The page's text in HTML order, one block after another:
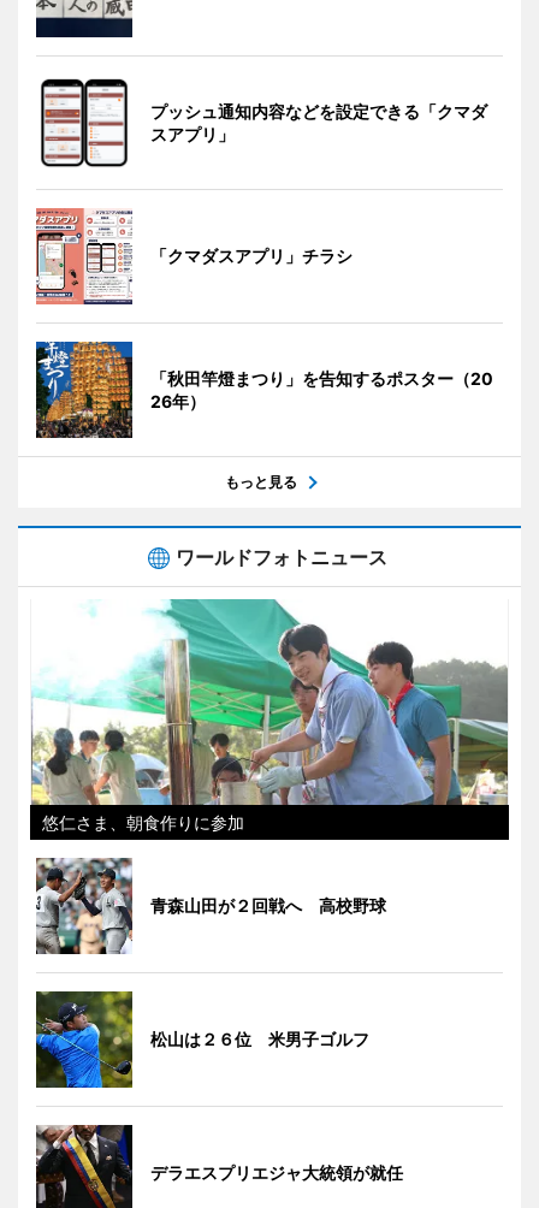
プッシュ通知内容などを設定できる「クマダ
スアプリ」
「クマダスアプリ」チラシ
「秋田竿燈まつり」を告知するポスター（20
26年）
もっと見る
ワールドフォトニュース
悠仁さま、朝食作りに参加
青森山田が２回戦へ 高校野球
松山は２６位 米男子ゴルフ
デラエスプリエジャ大統領が就任